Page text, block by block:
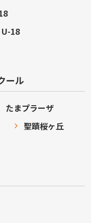
18
ール
たまプラーザ
聖蹟桜ヶ丘